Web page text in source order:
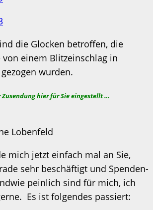
die Glocken betroffen, die
einem Blitzeinschlag in
wurden.
Zusendung hier für Sie eingestellt …
Lobenfeld
mich jetzt einfach mal an Sie,
sehr beschäftigt und Spenden-
peinlich sind für mich, ich
Es ist folgendes passiert: